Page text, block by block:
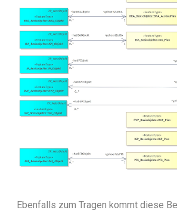
Ebenfalls zum Tragen kommt diese